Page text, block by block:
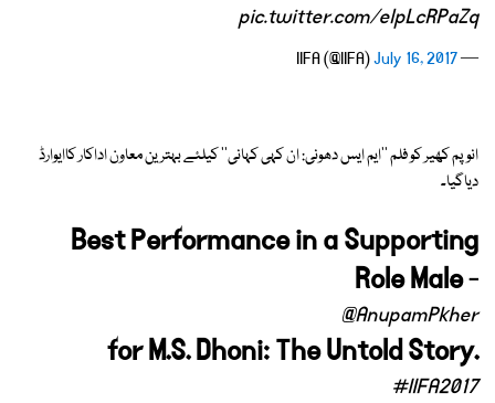
pic.twitter.com/elpLcRPaZq
— IIFA (@IIFA)
July 16, 2017
انوپم کھیر کو فلم ''ایم ایس دھونی: ان کہی کہانی'' کیلئے بہترین معاون اداکار کاایوارڈ
دیاگیا۔
Best Performance in a Supporting
Role Male -
@AnupamPkher
for M.S. Dhoni: The Untold Story.
#IIFA2017